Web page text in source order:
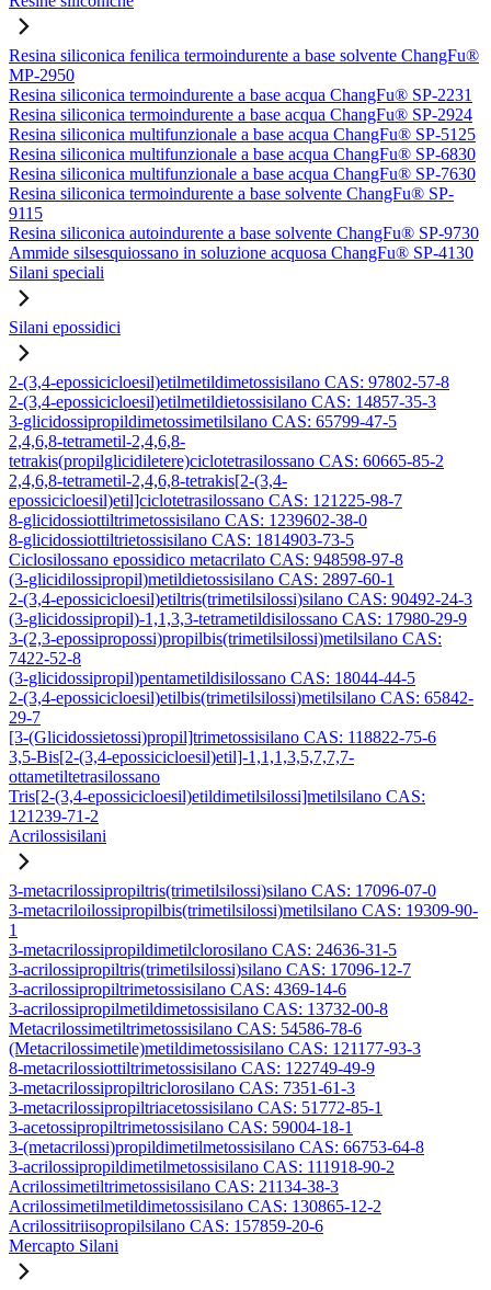
Resina siliconica fenilica termoindurente a base solvente ChangFu®
MP-2950
Resina siliconica termoindurente a base acqua ChangFu® SP-2231
Resina siliconica termoindurente a base acqua ChangFu® SP-2924
Resina siliconica multifunzionale a base acqua ChangFu® SP-5125
Resina siliconica multifunzionale a base acqua ChangFu® SP-6830
Resina siliconica multifunzionale a base acqua ChangFu® SP-7630
Resina siliconica termoindurente a base solvente ChangFu® SP-
9115
Resina siliconica autoindurente a base solvente ChangFu® SP-9730
Ammide silsesquiossano in soluzione acquosa ChangFu® SP-4130
Silani speciali
Silani epossidici
2-(3,4-epossicicloesil)etilmetildimetossisilano CAS: 97802-57-8
2-(3,4-epossicicloesil)etilmetildietossisilano CAS: 14857-35-3
3-glicidossipropildimetossimetilsilano CAS: 65799-47-5
2,4,6,8-tetrametil-2,4,6,8-
tetrakis(propilglicidiletere)ciclotetrasilossano CAS: 60665-85-2
2,4,6,8-tetrametil-2,4,6,8-tetrakis[2-(3,4-
epossicicloesil)etil]ciclotetrasilossano CAS: 121225-98-7
8-glicidossiottiltrimetossisilano CAS: 1239602-38-0
8-glicidossiottiltrietossisilano CAS: 1814903-73-5
Ciclosilossano epossidico metacrilato CAS: 948598-97-8
(3-glicidilossipropil)metildietossisilano CAS: 2897-60-1
2-(3,4-epossicicloesil)etiltris(trimetilsilossi)silano CAS: 90492-24-3
(3-glicidossipropil)-1,1,3,3-tetrametildisilossano CAS: 17980-29-9
3-(2,3-epossipropossi)propilbis(trimetilsilossi)metilsilano CAS:
7422-52-8
(3-glicidossipropil)pentametildisilossano CAS: 18044-44-5
2-(3,4-epossicicloesil)etilbis(trimetilsilossi)metilsilano CAS: 65842-
29-7
[3-(Glicidossietossi)propil]trimetossisilano CAS: 118822-75-6
3,5-Bis[2-(3,4-epossicicloesil)etil]-1,1,1,3,5,7,7,7-
ottametiltetrasilossano
Tris[2-(3,4-epossicicloesil)etildimetilsilossi]metilsilano CAS:
121239-71-2
Acrilossisilani
3-metacrilossipropiltris(trimetilsilossi)silano CAS: 17096-07-0
3-metacriloilossipropilbis(trimetilsilossi)metilsilano CAS: 19309-90-
1
3-metacrilossipropildimetilclorosilano CAS: 24636-31-5
3-acrilossipropiltris(trimetilsilossi)silano CAS: 17096-12-7
3-acrilossipropiltrimetossisilano CAS: 4369-14-6
3-acrilossipropilmetildimetossisilano CAS: 13732-00-8
Metacrilossimetiltrimetossisilano CAS: 54586-78-6
(Metacrilossimetile)metildimetossisilano CAS: 121177-93-3
8-metacrilossiottiltrimetossisilano CAS: 122749-49-9
3-metacrilossipropiltriclorosilano CAS: 7351-61-3
3-metacrilossipropiltriacetossisilano CAS: 51772-85-1
3-acetossipropiltrimetossisilano CAS: 59004-18-1
3-(metacrilossi)propildimetilmetossisilano CAS: 66753-64-8
3-acrilossipropildimetilmetossisilano CAS: 111918-90-2
Acrilossimetiltrimetossisilano CAS: 21134-38-3
Acrilossimetilmetildimetossisilano CAS: 130865-12-2
Acrilossitriisopropilsilano CAS: 157859-20-6
Mercapto Silani